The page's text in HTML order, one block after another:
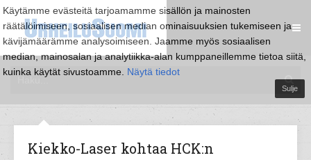
Käytämme evästeitä tarjoamamme sisällön ja mainosten
räätälöimiseen, sosiaalisen median ominaisuuksien tukemiseen ja
kävijämäärämme analysoimiseen. Jaamme myös sosiaalisen
median, mainosalan ja analytiikka-alan kumppaneillemme tietoa siitä,
kuinka käytät sivustoamme. Näytä tiedot
Sulje
Kiekko-Laser kohtaa HCK:n